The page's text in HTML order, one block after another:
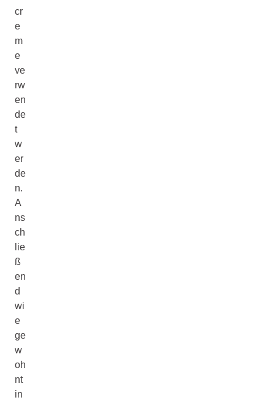
cr
e
m
e
ve
rw
en
de
t
w
er
de
n.
A
ns
ch
lie
ß
en
d
wi
e
ge
w
oh
nt
in